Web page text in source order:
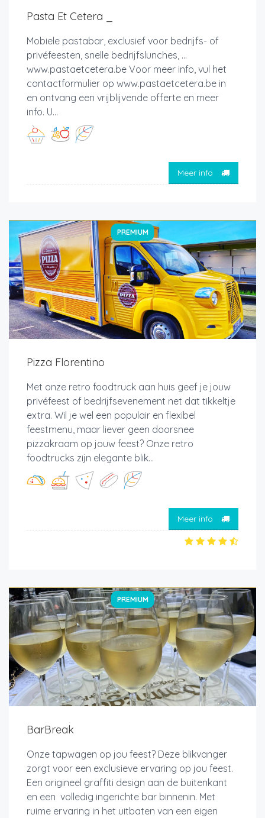
Pasta Et Cetera _
Mobiele pastabar, exclusief voor bedrijfs- of
privéfeesten, snelle bedrijfslunches, ...
www.pastaetcetera.be Voor meer info, vul het
contactformulier op www.pastaetcetera.be in
en ontvang een vrijblijvende offerte en meer
info. U...
Meer info
PREMIUM
Pizza Florentino
Met onze retro foodtruck aan huis geef je jouw
privéfeest of bedrijfsevenement net dat tikkeltje
extra. Wil je wel een populair en flexibel
feestmenu, maar liever geen doorsnee
pizzakraam op jouw feest? Onze retro
foodtrucks zijn elegante blik...
Meer info
PREMIUM
BarBreak
Onze tapwagen op jou feest? Deze blikvanger
zorgt voor een exclusieve ervaring op jou feest.
Een origineel graffiti design aan de buitenkant
en een volledig ingerichte bar binnenin. Met
ruime ervaring in het uitbaten van een eigen